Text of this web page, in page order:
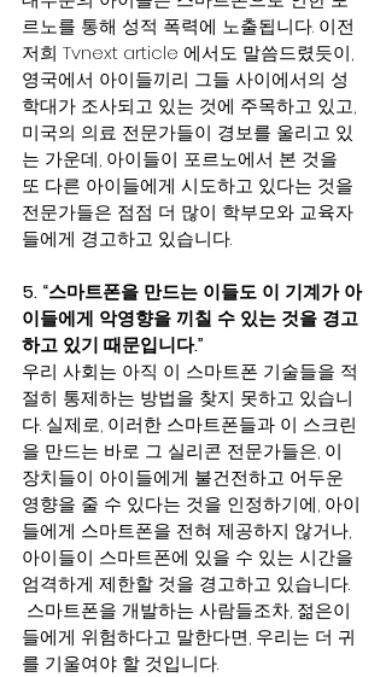
르노를 통해 성적 폭력에 노출됩니다. 이전
저희 Tvnext article 에서도 말씀드렸듯이,
영국에서 아이들끼리 그들 사이에서의 성
학대가 조사되고 있는 것에 주목하고 있고,
미국의 의료 전문가들이 경보를 울리고 있
는 가운데, 아이들이 포르노에서 본 것을
또 다른 아이들에게 시도하고 있다는 것을
전문가들은 점점 더 많이 학부모와 교육자
들에게 경고하고 있습니다.
5. “스마트폰을 만드는 이들도 이 기계가 아
이들에게 악영향을 끼칠 수 있는 것을 경고
하고 있기 때문입니다.”
우리 사회는 아직 이 스마트폰 기술들을 적
절히 통제하는 방법을 찾지 못하고 있습니
다. 실제로, 이러한 스마트폰들과 이 스크린
을 만드는 바로 그 실리콘 전문가들은, 이
장치들이 아이들에게 불건전하고 어두운
영향을 줄 수 있다는 것을 인정하기에, 아이
들에게 스마트폰을 전혀 제공하지 않거나,
아이들이 스마트폰에 있을 수 있는 시간을
엄격하게 제한할 것을 경고하고 있습니다.
스마트폰을 개발하는 사람들조차, 젊은이
들에게 위험하다고 말한다면, 우리는 더 귀
를 기울여야 할 것입니다.